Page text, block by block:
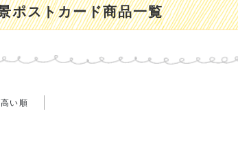
ポストカード商品一覧
い順